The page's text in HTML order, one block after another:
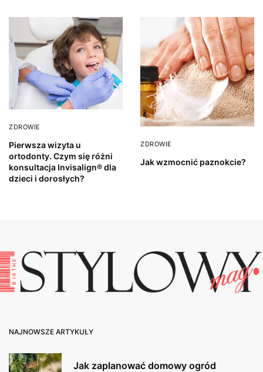
ZDROWIE
Pierwsza wizyta u
ortodonty. Czym się różni
konsultacja Invisalign® dla
dzieci i dorosłych?
ZDROWIE
Jak wzmocnić paznokcie?
NAJNOWSZE ARTYKUŁY
Jak zaplanować domowy ogród